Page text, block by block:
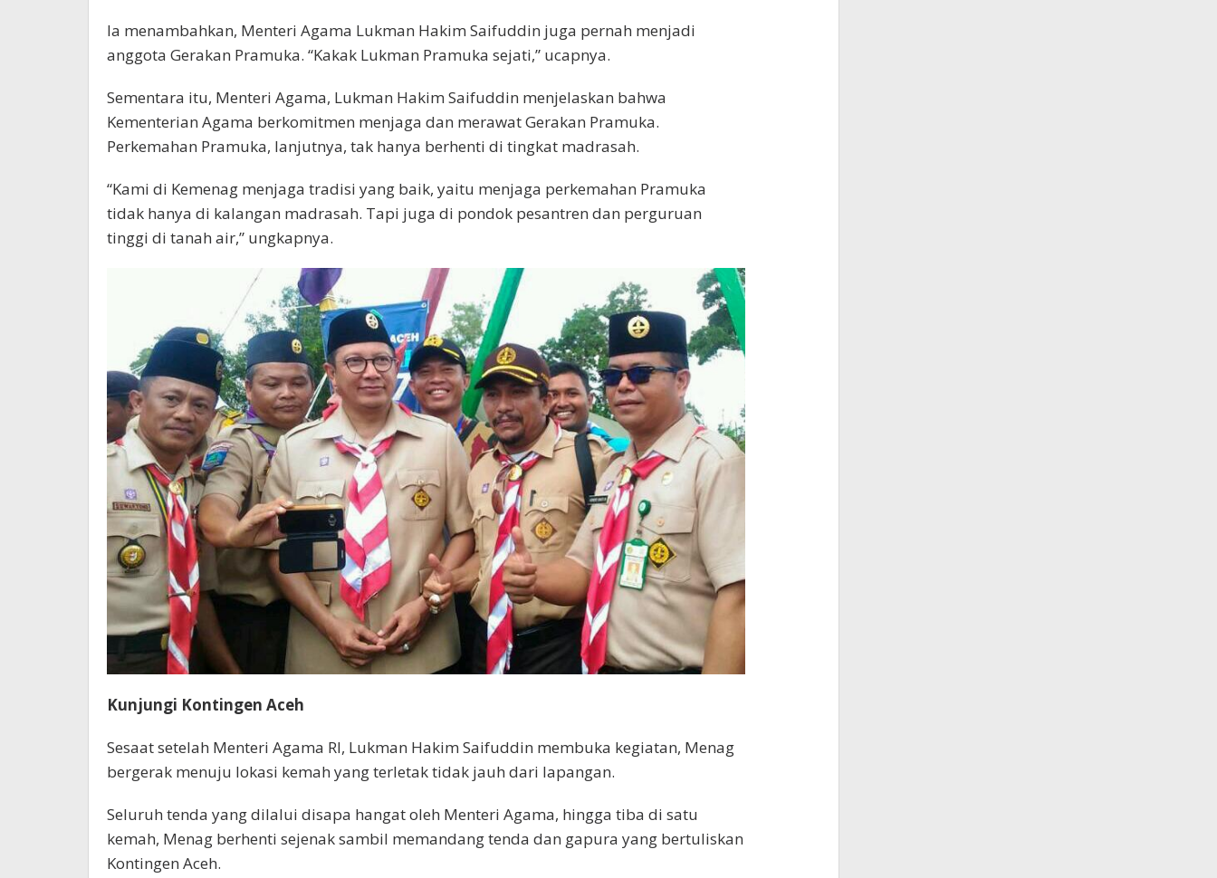
Ia menambahkan, Menteri Agama Lukman Hakim Saifuddin juga pernah menjadi
anggota Gerakan Pramuka. “Kakak Lukman Pramuka sejati,” ucapnya.
Sementara itu, Menteri Agama, Lukman Hakim Saifuddin menjelaskan bahwa
Kementerian Agama berkomitmen menjaga dan merawat Gerakan Pramuka.
Perkemahan Pramuka, lanjutnya, tak hanya berhenti di tingkat madrasah.
“Kami di Kemenag menjaga tradisi yang baik, yaitu menjaga perkemahan Pramuka
tidak hanya di kalangan madrasah. Tapi juga di pondok pesantren dan perguruan
tinggi di tanah air,” ungkapnya.
Kunjungi Kontingen Aceh
Sesaat setelah Menteri Agama RI, Lukman Hakim Saifuddin membuka kegiatan, Menag
bergerak menuju lokasi kemah yang terletak tidak jauh dari lapangan.
Seluruh tenda yang dilalui disapa hangat oleh Menteri Agama, hingga tiba di satu
kemah, Menag berhenti sejenak sambil memandang tenda dan gapura yang bertuliskan
Kontingen Aceh.